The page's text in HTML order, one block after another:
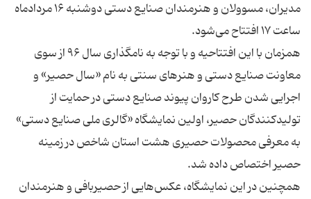
مدیران، مسوولان و هنرمندان صنایع دستی دوشنبه ۱۶ مردادماه
همزمان با این افتتاحیه و با توجه به نامگذاری سال ۹۶ از سوی
معاونت صنایع‌ دستی و هنرهای سنتی به‌ نام «سال حصیر» و
اجرایی شدن طرح کاروان پیوند صنایع‌ دستی در حمایت از
تولیدکنندگان حصیر، اولین نمایشگاه «گالری ملی صنایع دستی»
به معرفی محصولات حصیری هشت استان شاخص در زمینه
همچنین در این نمایشگاه، عکس‌هایی از حصیربافی و هنرمندان